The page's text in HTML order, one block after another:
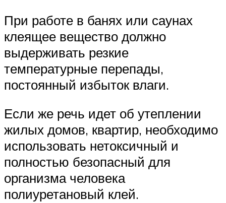
При работе в банях или саунах
клеящее вещество должно
выдерживать резкие
температурные перепады,
постоянный избыток влаги.
Если же речь идет об утеплении
жилых домов, квартир, необходимо
использовать нетоксичный и
полностью безопасный для
организма человека
полиуретановый клей.